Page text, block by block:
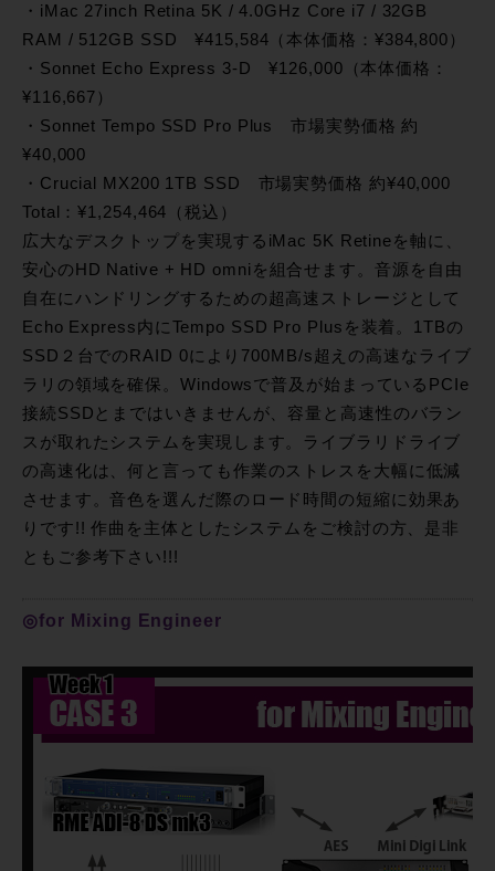
・iMac 27inch Retina 5K / 4.0GHz Core i7 / 32GB
RAM / 512GB SSD ¥415,584（本体価格：¥384,800）
・Sonnet Echo Express 3-D ¥126,000（本体価格：
¥116,667）
・Sonnet Tempo SSD Pro Plus 市場実勢価格 約
¥40,000
・Crucial MX200 1TB SSD 市場実勢価格 約¥40,000
Total：¥1,254,464（税込）
広大なデスクトップを実現するiMac 5K Retineを軸に、
安心のHD Native + HD omniを組合せます。音源を自由
自在にハンドリングするための超高速ストレージとして
Echo Express内にTempo SSD Pro Plusを装着。1TBの
SSD２台でのRAID 0により700MB/s超えの高速なライブ
ラリの領域を確保。Windowsで普及が始まっているPCIe
接続SSDとまではいきませんが、容量と高速性のバラン
スが取れたシステムを実現します。ライブラリドライブ
の高速化は、何と言っても作業のストレスを大幅に低減
させます。音色を選んだ際のロード時間の短縮に効果あ
りです!! 作曲を主体としたシステムをご検討の方、是非
ともご参考下さい!!!
◎for Mixing Engineer